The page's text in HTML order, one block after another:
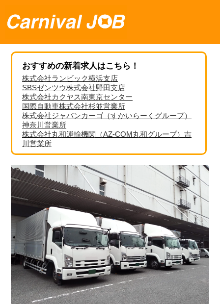
おすすめの新着求人はこちら！
株式会社ランビック横浜支店
SBSゼンツウ株式会社野田支店
株式会社カクヤス南東京センター
国際自動車株式会社杉並営業所
株式会社ジャパンカーゴ（すかいらーくグループ）
神奈川営業所
株式会社丸和運輸機関（AZ-COM丸和グループ）吉
川営業所